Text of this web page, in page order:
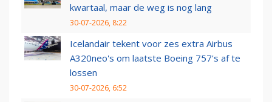
kwartaal, maar de weg is nog lang
30-07-2026, 8:22
Icelandair tekent voor zes extra Airbus
A320neo's om laatste Boeing 757's af te
lossen
30-07-2026, 6:52